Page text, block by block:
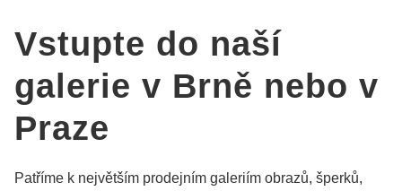
Vstupte do naší
galerie v Brně nebo v
Praze
Patříme k největším prodejním galeriím obrazů, šperků,